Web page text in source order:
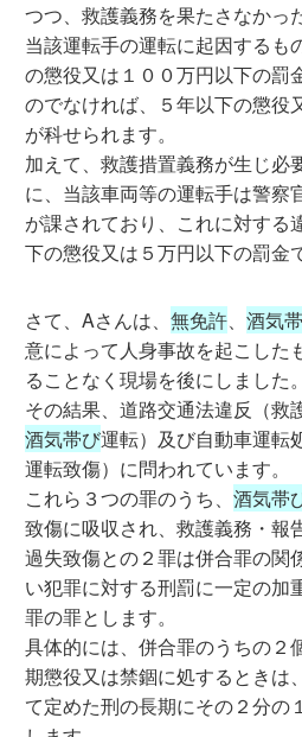
つつ、救護義務を果たさなかっ
当該運転手の運転に起因するも
の懲役又は１００万円以下の罰
のでなければ、５年以下の懲役
が科せられます。
加えて、救護措置義務が生じ必
に、当該車両等の運転手は警察
が課されており、これに対する
下の懲役又は５万円以下の罰金
さて、Aさんは、無免許、酒気
意によって人身事故を起こした
ることなく現場を後にしました。
その結果、道路交通法違反（救
酒気帯び運転）及び自動車運転
運転致傷）に問われています。
これら３つの罪のうち、酒気帯
致傷に吸収され、救護義務・報
過失致傷との２罪は併合罪の関
い犯罪に対する刑罰に一定の加
罪の罪とします。
具体的には、併合罪のうちの２
期懲役又は禁錮に処するときは
て定めた刑の長期にその２分の